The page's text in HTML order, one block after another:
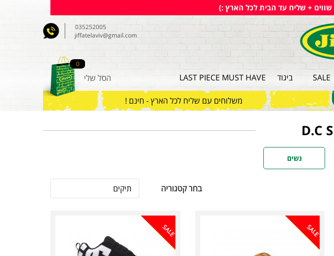
שווים + שליח עד הבית לכל הארץ :)
SALE ביגוד MUST HAVE
LAST PIECE
035252005
jiffatelaviv@gmail.com
הסל שלי
0
משלוחים עם שליח לכל הארץ - חינם !
D.C
נשים
בחר קטגוריה תיקים
SALE
SALE